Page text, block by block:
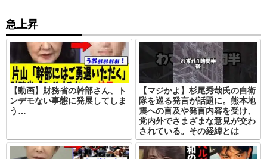
急上昇
【動画】財務省の幹部さん、ト
ンデモない事態に発展してしま
う…
【マジかよ】杉尾秀哉氏の自衛
隊を巡る発言が話題に。熊本地
震への言及や発言内容を受け、
党内外でさまざまな意見が交わ
されている。その経緯とは